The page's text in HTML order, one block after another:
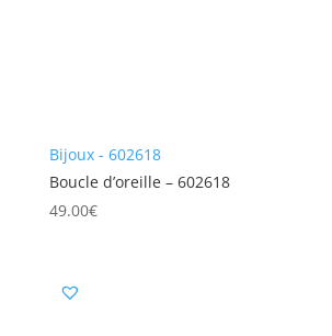
Bijoux - 602618
Boucle d’oreille – 602618
49.00€